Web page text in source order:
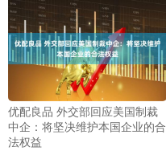
优配良品 外交部回应美国制裁
中企：将坚决维护本国企业的合
法权益